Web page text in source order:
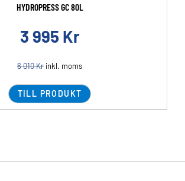
HYDROPRESS GC 80L
3 995 Kr
6 010Kr inkl. moms
TILL PRODUKT